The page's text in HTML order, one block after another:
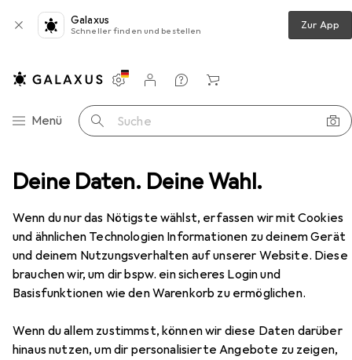
Deine Daten. Deine Wahl.
Wenn du nur das Nötigste wählst, erfassen wir mit Cookies
und ähnlichen Technologien Informationen zu deinem Gerät
und deinem Nutzungsverhalten auf unserer Website. Diese
brauchen wir, um dir bspw. ein sicheres Login und
Basisfunktionen wie den Warenkorb zu ermöglichen.
Wenn du allem zustimmst, können wir diese Daten darüber
hinaus nutzen, um dir personalisierte Angebote zu zeigen,
Galaxus
Schneller finden und bestellen Zur App
Navigation nach Kategorien
Menü Suche
Einstellungen
Kundenkonto
Vergleichslisten
Merklisten
Warenkorb
Innenbeleuchtung Tischlampe Beliani Nasva
BelianiNasva
E27